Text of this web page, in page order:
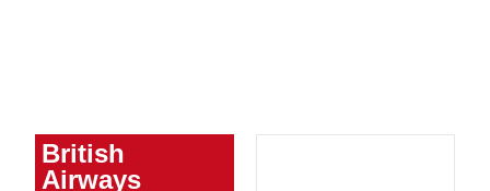
British
Airways